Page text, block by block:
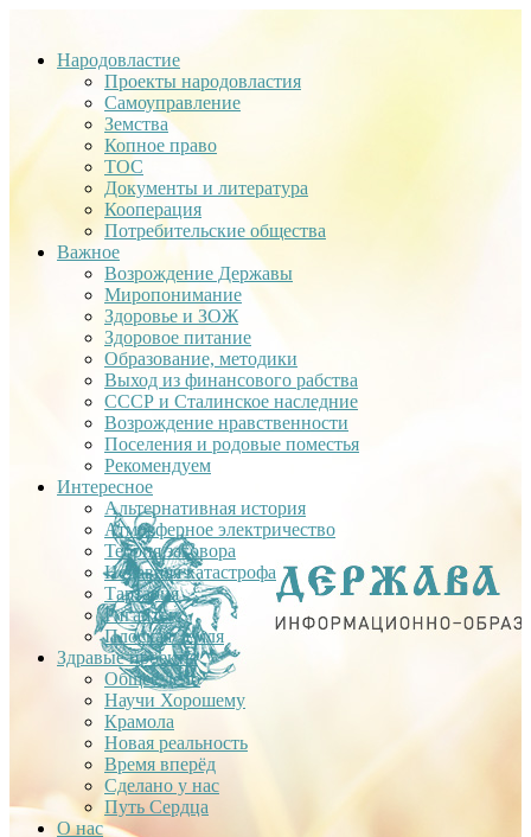
Народовластие
Проекты народовластия
Самоуправление
Земства
Копное право
ТОС
Документы и литература
Кооперация
Потребительские общества
Важное
Возрождение Державы
Миропонимание
Здоровье и ЗОЖ
Здоровое питание
Образование, методики
Выход из финансового рабства
СССР и Сталинское наследние
Возрождение нравственности
Поселения и родовые поместья
Рекомендуем
Интересное
Альтернативная история
Атмосферное электричество
Теория заговора
Недавняя катастрофа
Тартария
Гиганты
Плоская Земля
Здравые проекты
Общее дело
Научи Хорошему
Крамола
Новая реальность
Время вперёд
Сделано у нас
Путь Сердца
О нас